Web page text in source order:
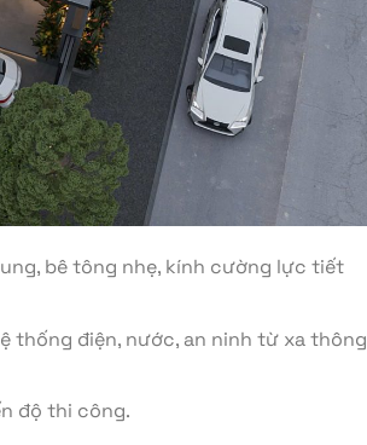
bê tông nhẹ, kính cường lực tiết
thống điện, nước, an ninh từ xa thông
độ thi công.